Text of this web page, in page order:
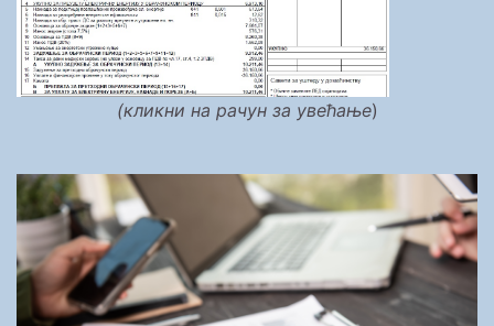
(кликни на рачун за увећање)